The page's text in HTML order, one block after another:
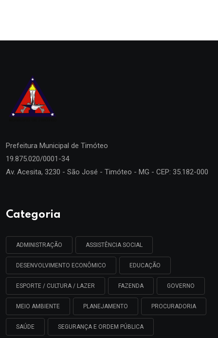
Prefeitura Municipal de Timóteo
19.875.020/0001-34
Av. Acesita, 3230 - São José - Timóteo - MG - CEP: 35.182-000
Categoria
ADMINISTRAÇÃO ASSISTÊNCIA SOCIAL
DESENVOLVIMENTO ECONÔMICO EDUCAÇÃO
ESPORTE / CULTURA / LAZER FAZENDA GOVERNO
MEIO AMBIENTE PLANEJAMENTO PROCURADORIA
SAÚDE SEGURANÇA E ORDEM PÚBLICA